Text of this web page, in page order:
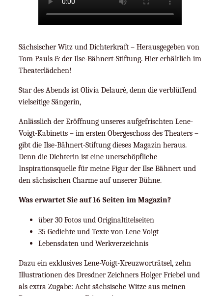
Sächsischer Witz und Dichterkraft – Herausgegeben von
Tom Pauls & der Ilse-Bähnert-Stiftung. Hier erhältlich im
Theaterlädchen!
Star des Abends ist Olivia Delauré, denn die verblüffend
vielseitige Sängerin,
Anlässlich der Eröffnung unseres aufgefrischten Lene-
Voigt-Kabinetts – im ersten Obergeschoss des Theaters –
gibt die Ilse-Bähnert-Stiftung dieses Magazin heraus.
Denn die Dichterin ist eine unerschöpfliche
Inspirationsquelle für meine Figur der Ilse Bähnert und
den sächsischen Charme auf unserer Bühne.
Was erwartet Sie auf 16 Seiten im Magazin?
über 30 Fotos und Originaltitelseiten
35 Gedichte und Texte von Lene Voigt
Lebensdaten und Werkverzeichnis
Dazu ein exklusives Lene-Voigt-Kreuzworträtsel, zehn
Illustrationen des Dresdner Zeichners Holger Friebel und
als extra Zugabe: Acht sächsische Witze aus meinen